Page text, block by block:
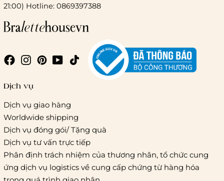
Chi phí giao hàng
Giao hàng trong ngày (hoả tốc)
Giao hàng tiêu chuẩn:
Hồ Chí Minh:
Áp dụng theo bảng giá cước của ĐVVC
Vietelpost/ Giaohangtietkiem và 1 số đối tác vận chuyển
Hà Nội và các tỉnh thành khác:
Áp dụng theo bảng giá
21:00) Hotline: 0869397388
Dịch vụ
Dịch vụ giao hàng
Worldwide shipping
Dịch vụ đóng gói/ Tặng quà
Dịch vụ tư vấn trực tiếp
Phân định trách nhiệm của thương nhân, tổ chức cung
ứng dịch vụ logistics về cung cấp chứng từ hàng hóa